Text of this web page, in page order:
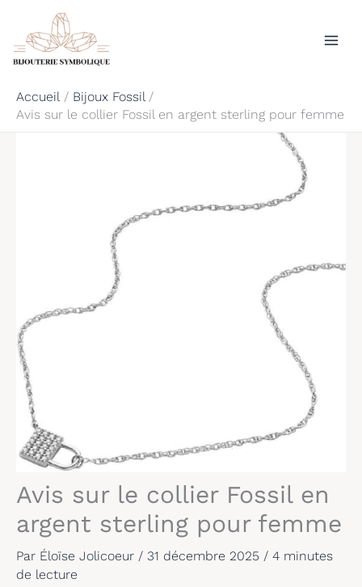
contenu
Accueil
Bijoux Fossil
Avis sur le collier Fossil en argent sterling pour femme
Avis sur le collier Fossil en
argent sterling pour femme
Par Éloïse Jolicoeur / 31 décembre 2025 / 4 minutes
de lecture
Rechercher